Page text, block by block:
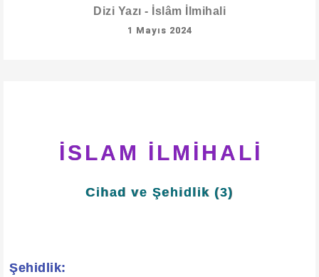
Dizi Yazı - İslâm İlmihali
1 Mayıs 2024
İSLAM İLMİHALİ
Cihad ve Şehidlik (3)
Şehidlik: